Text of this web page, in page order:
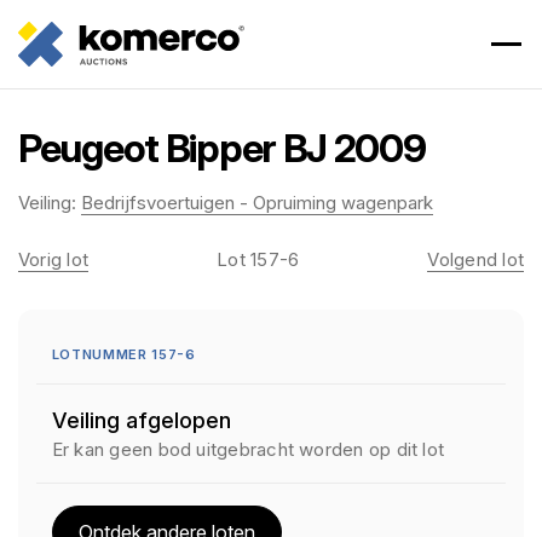
Peugeot Bipper BJ 2009
Veiling: Bedrijfsvoertuigen - Opruiming wagenpark
Vorig lot Lot 157-6 Volgend lot
LOTNUMMER 157-6
Veiling afgelopen
Er kan geen bod uitgebracht worden op dit lot
Ontdek andere loten